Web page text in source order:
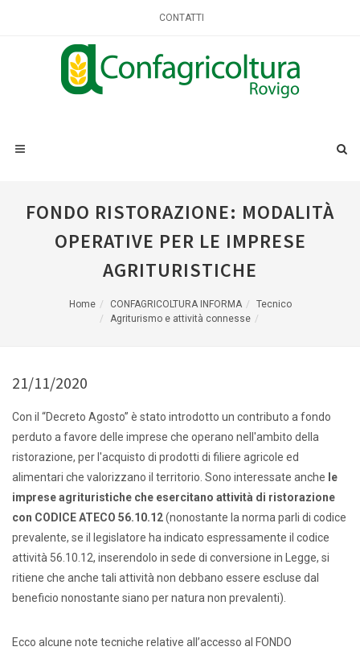
CONTATTI
FONDO RISTORAZIONE: MODALITÀ
OPERATIVE PER LE IMPRESE
AGRITURISTICHE
Home CONFAGRICOLTURA INFORMA
Tecnico
Agriturismo e attività connesse
21/11/2020
Con il “Decreto Agosto” è stato introdotto un contributo a fondo
perduto a favore delle imprese che operano nell'ambito della
ristorazione, per l'acquisto di prodotti di filiere agricole ed
alimentari che valorizzano il territorio. Sono interessate anche le
imprese agrituristiche che esercitano attività di ristorazione
con CODICE ATECO 56.10.12(nonostante la norma parli di codice
prevalente, se il legislatore ha indicato espressamente il codice
attività 56.10.12, inserendolo in sede di conversione in Legge, si
ritiene che anche tali attività non debbano essere escluse dal
beneficio nonostante siano per natura non prevalenti).
Ecco alcune note tecniche relative all’accesso al FONDO